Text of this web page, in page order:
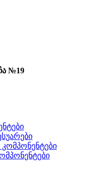
№19